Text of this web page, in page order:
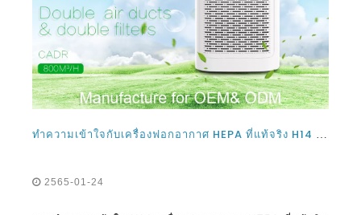
ทำความเข้าใจกับเครื่องฟอกอากาศ HEPA ที่แท้จริง H14 และทำไมพวกเขาถึงดีสำหรับการทำความสะอาดอากาศในบ้าน
2565-01-24
และทำไมพวกเขาถึงยอดเยี่ยมสำหรับฟิลเตอร์ทำความ